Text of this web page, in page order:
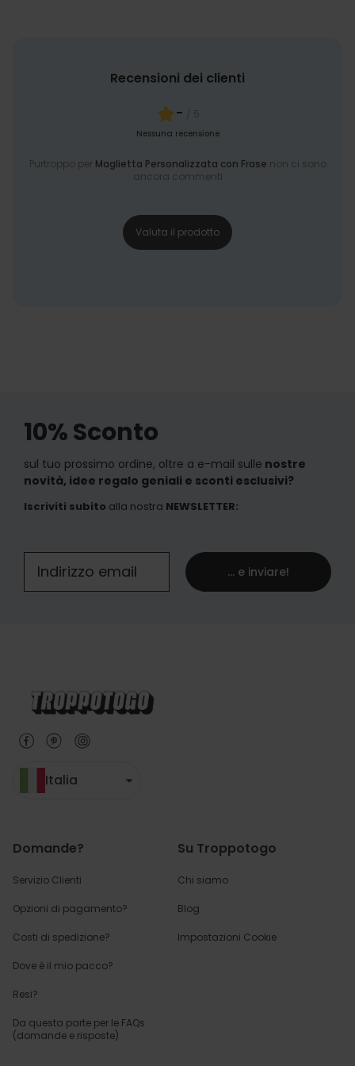
Recensioni dei clienti
- / 5
Nessuna recensione
Purtroppo per Maglietta Personalizzata con Frase non ci sono
ancora commenti
Valuta il prodotto
10% Sconto
sul tuo prossimo ordine, oltre a e-mail sulle nostre
novità, idee regalo geniali e sconti esclusivi?
Iscriviti subito alla nostra NEWSLETTER:
... e inviare!
Italia
Domande?
Servizio Clienti
Opzioni di pagamento?
Costi di spedizione?
Dove è il mio pacco?
Resi?
Da questa parte per le FAQs
(domande e risposte)
Su Troppotogo
Chi siamo
Blog
Impostazioni Cookie